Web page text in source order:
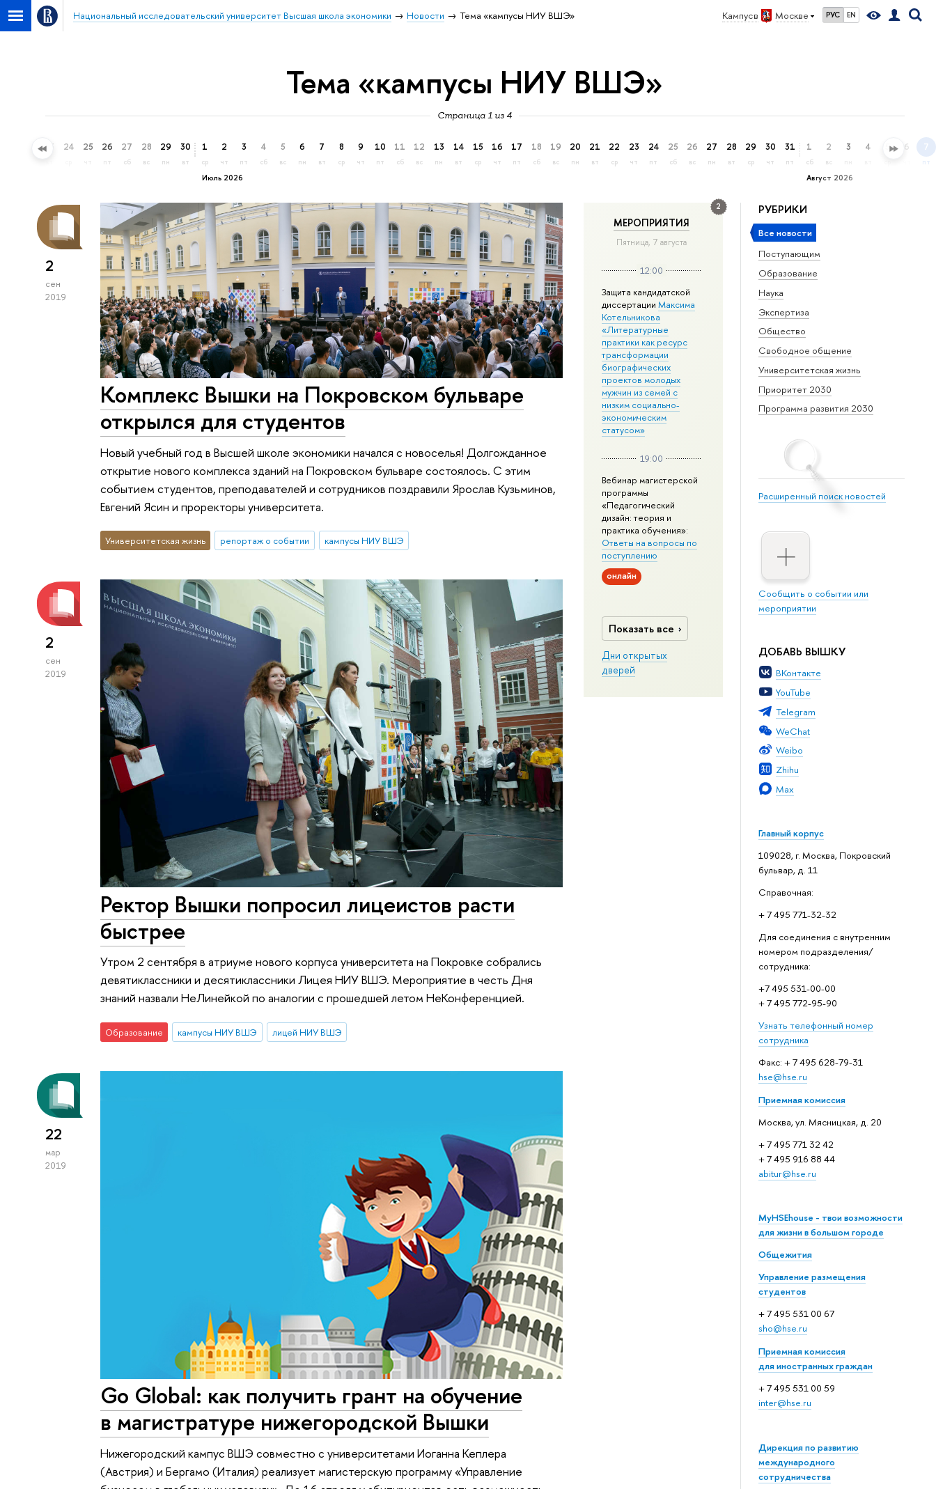
Кампус в Москве РУС EN
Национальный исследовательский университет Высшая школа экономики Новости Тема «кампусы НИУ ВШЭ»
Тема «кампусы НИУ ВШЭ»
Страница 1 из 4
23 24 25 26
пт
27
сб
28
вс
29
пн
30
вт
Июль 2026
1
ср
2
чт
3
пт
4
сб
5
вс
6
пн
7
вт
8
ср
9
чт
10
пт
11
сб
12
вс
13
пн
14
вт
15
ср
16
чт
17
пт
18
сб
19
вс
20
пн
21
вт
22
ср
23
чт
24
пт
25
сб
26
вс
27
пн
28
вт
29
ср
30
чт
31
пт
Август 2026
1
сб
2
вс
3 4 5 6 7
пт
РУБРИКИ
Все новости
Поступающим
Образование
Наука
Экспертиза
Общество
Свободное общение
Университетская жизнь
Приоритет 2030
Программа развития 2030
Расширенный поиск новостей
Сообщить о событии или
мероприятии
ДОБАВЬ ВЫШКУ
ВКонтакте
YouTube
Telegram
WeChat
Weibo
Zhihu
Max
Главный корпус
109028, г. Москва, Покровский
бульвар, д. 11
Справочная:
+ 7 495 771-32-32
Для соединения с внутренним
номером подразделения/
сотрудника:
+7 495 531-00-00
+ 7 495 772-95-90
Узнать телефонный номер
сотрудника
Факс: + 7 495 628-79-31
hse@hse.ru
Приемная комиссия
Москва, ул. Мясницкая, д. 20
+ 7 495 771 32 42
+ 7 495 916 88 44
abitur@hse.ru
MyHSEhouse - твои возможности
для жизни в большом городе
Общежития
Управление размещения
студентов
+ 7 495 531 00 67
sho@hse.ru
Приемная комиссия
для иностранных граждан
+ 7 495 531 00 59
inter@hse.ru
Дирекция по развитию
международного
сотрудничества
2
МЕРОПРИЯТИЯ
Пятница, 7 августа
12:00
Защита кандидатской
диссертации Максима
Котельникова
«Литературные
практики как ресурс
трансформации
биографических
проектов молодых
мужчин из семей с
низким социально-
экономическим
статусом»
19:00
Вебинар магистерской
программы
«Педагогический
дизайн: теория и
практика обучения»:
Ответы на вопросы по
поступлению
онлайн
Показать все
Дни открытых
дверей
2
сен
2019
Комплекс Вышки на Покровском бульваре
открылся для студентов
Новый учебный год в Высшей школе экономики начался с новоселья! Долгожданное
открытие нового комплекса зданий на Покровском бульваре состоялось. С этим
событием студентов, преподавателей и сотрудников поздравили Ярослав Кузьминов,
Евгений Ясин и проректоры университета.
Университетская жизнь репортаж о событии кампусы НИУ ВШЭ
2
сен
2019
Ректор Вышки попросил лицеистов расти
быстрее
Утром 2 сентября в атриуме нового корпуса университета на Покровке собрались
девятиклассники и десятиклассники Лицея НИУ ВШЭ. Мероприятие в честь Дня
знаний назвали НеЛинейкой по аналогии с прошедшей летом НеКонференцией.
Образование кампусы НИУ ВШЭ лицей НИУ ВШЭ
22
мар
2019
Go Global: как получить грант на обучение
в магистратуре нижегородской Вышки
Нижегородский кампус ВШЭ совместно с университетами Иоганна Кеплера
(Австрия) и Бергамо (Италия) реализует магистерскую программу «Управление